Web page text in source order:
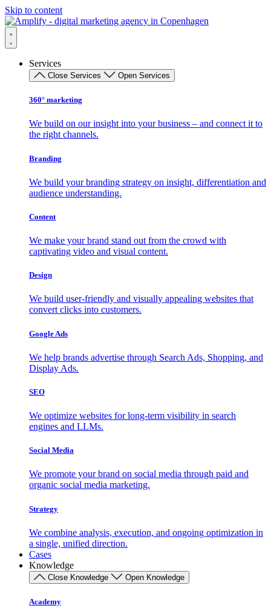
Skip to content
Services
Close Services Open Services
360° marketing
We build on our insight into your business – and connect it to
the right channels.
Branding
We build your branding strategy on insight, differentiation and
audience understanding.
Content
We make your brand stand out from the crowd with
captivating video and visual content.
Design
We build user-friendly and visually appealing websites that
convert clicks into customers.
Google Ads
We help brands advertise through Search Ads, Shopping, and
Display Ads.
SEO
We optimize websites for long-term visibility in search
engines and LLMs.
Social Media
We promote your brand on social media through paid and
organic social media marketing.
Strategy
We combine analysis, execution, and ongoing optimization in
a single, unified direction.
Cases
Knowledge
Close Knowledge Open Knowledge
Academy